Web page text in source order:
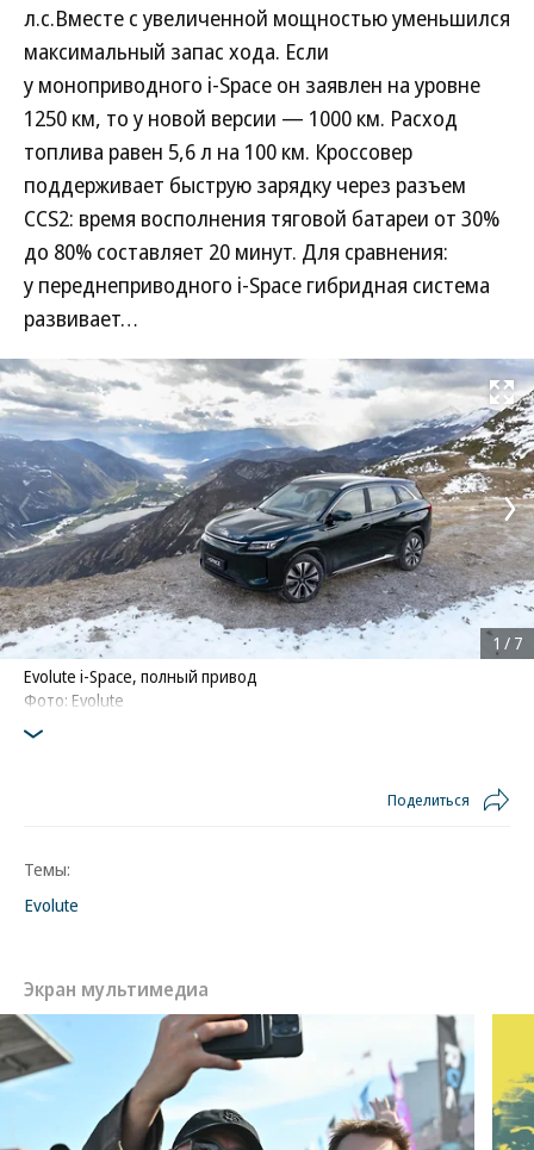
л.с.Вместе с увеличенной мощностью уменьшился
максимальный запас хода. Если
у моноприводного i-Space он заявлен на уровне
1250 км, то у новой версии — 1000 км. Расход
топлива равен 5,6 л на 100 км. Кроссовер
поддерживает быструю зарядку через разъем
CCS2: время восполнения тяговой батареи от 30%
до 80% составляет 20 минут. Для сравнения:
у переднеприводного i-Space гибридная система
развивает…
Развернуть
Evolute i-Space, полный привод
Фото: Evolute
1 / 7
Поделиться
Темы:
Evolute
Экран мультимедиа